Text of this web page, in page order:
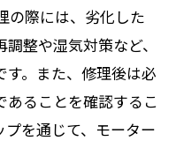
の際には、劣化した
整や湿気対策など、
。また、修理後は必
あることを確認するこ
を通じて、モーター